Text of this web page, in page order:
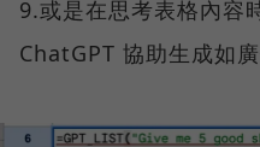
9.或是在思考表格內容
ChatGPT 協助生成如